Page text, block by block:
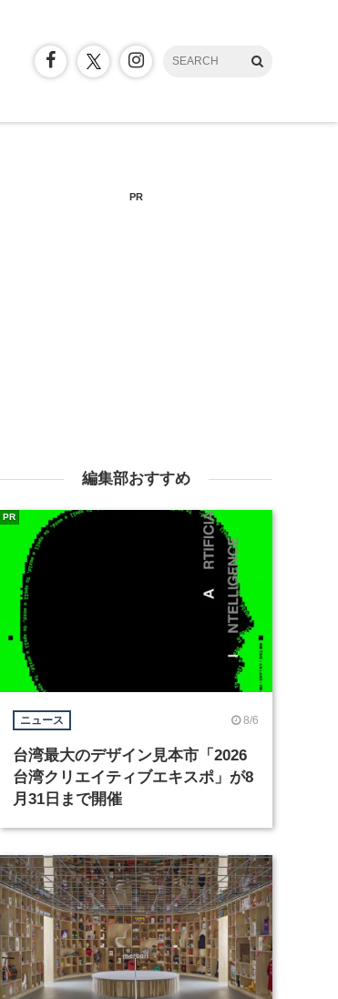
PR
編集部おすすめ
ニュース 8/6
台湾最大のデザイン見本市「2026
台湾クリエイティブエキスポ」が8
月31日まで開催
PR